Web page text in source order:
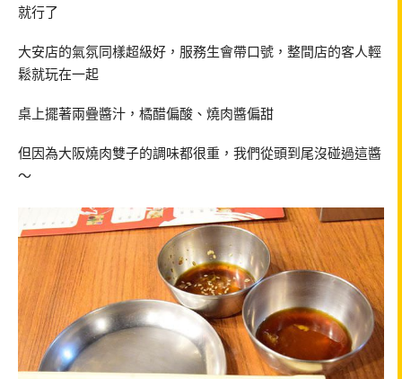
就行了
大安店的氣氛同樣超級好，服務生會帶口號，整間店的客人輕
鬆就玩在一起
桌上擺著兩疊醬汁，橘醋偏酸、燒肉醬偏甜
但因為大阪燒肉雙子的調味都很重，我們從頭到尾沒碰過這醬
～